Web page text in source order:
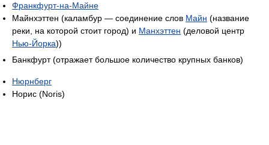
Франкфурт-на-Майне
Майнхэттен (каламбур — соединение слов Майн (название
реки, на которой стоит город) и Манхэттен (деловой центр
Нью-Йорка))
Банкфурт (отражает большое количество крупных банков)
Нюрнберг
Норис (Noris)